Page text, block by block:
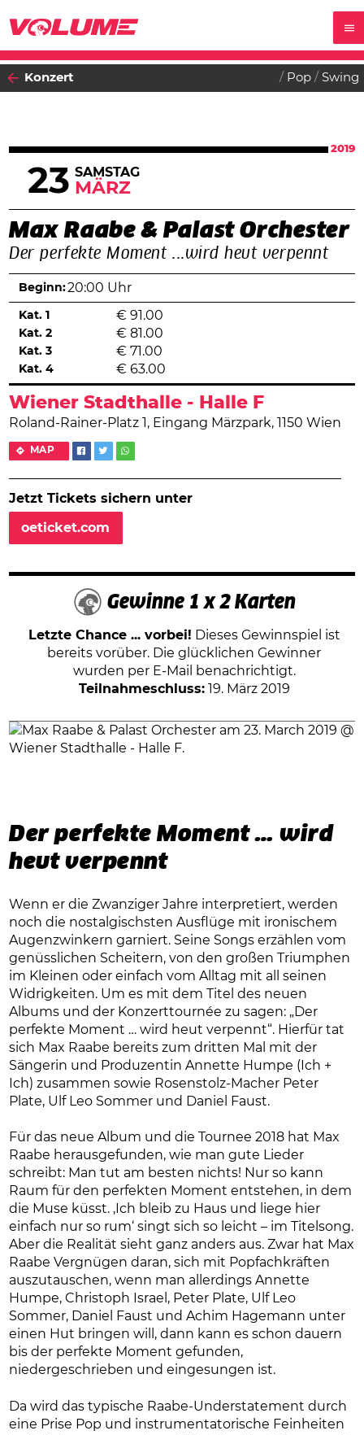
Konzert Pop Swing
2019
23 SAMSTAG
MÄRZ
Max Raabe & Palast Orchester
Der perfekte Moment ...wird heut verpennt
Wiener Stadthalle - Halle F
Roland-Rainer-Platz 1, Eingang Märzpark, 1150 Wien
MAP
Jetzt Tickets sichern unter
oeticket.com
Beginn:20:00 Uhr
Kat. 1 € 91.00
Kat. 2 € 81.00
Kat. 3 € 71.00
Kat. 4 € 63.00
Gewinne 1 x 2 Karten
Letzte Chance ... vorbei! Dieses Gewinnspiel ist
bereits vorüber. Die glücklichen Gewinner
wurden per E-Mail benachrichtigt.
Teilnahmeschluss:19. März 2019
Der perfekte Moment … wird
heut verpennt
Wenn er die Zwanziger Jahre interpretiert, werden
noch die nostalgischsten Ausflüge mit ironischem
Augenzwinkern garniert. Seine Songs erzählen vom
genüsslichen Scheitern, von den großen Triumphen
im Kleinen oder einfach vom Alltag mit all seinen
Widrigkeiten. Um es mit dem Titel des neuen
Albums und der Konzerttournée zu sagen: „Der
perfekte Moment … wird heut verpennt“. Hierfür tat
sich Max Raabe bereits zum dritten Mal mit der
Sängerin und Produzentin Annette Humpe (Ich +
Ich) zusammen sowie Rosenstolz-Macher Peter
Plate, Ulf Leo Sommer und Daniel Faust.
Für das neue Album und die Tournee 2018 hat Max
Raabe herausgefunden, wie man gute Lieder
schreibt: Man tut am besten nichts! Nur so kann
Raum für den perfekten Moment entstehen, in dem
die Muse küsst. ‚Ich bleib zu Haus und liege hier
einfach nur so rum‘ singt sich so leicht – im Titelsong.
Aber die Realität sieht ganz anders aus. Zwar hat Max
Raabe Vergnügen daran, sich mit Popfachkräften
auszutauschen, wenn man allerdings Annette
Humpe, Christoph Israel, Peter Plate, Ulf Leo
Sommer, Daniel Faust und Achim Hagemann unter
einen Hut bringen will, dann kann es schon dauern
bis der perfekte Moment gefunden,
niedergeschrieben und eingesungen ist.
Da wird das typische Raabe-Understatement durch
eine Prise Pop und instrumentatorische Feinheiten